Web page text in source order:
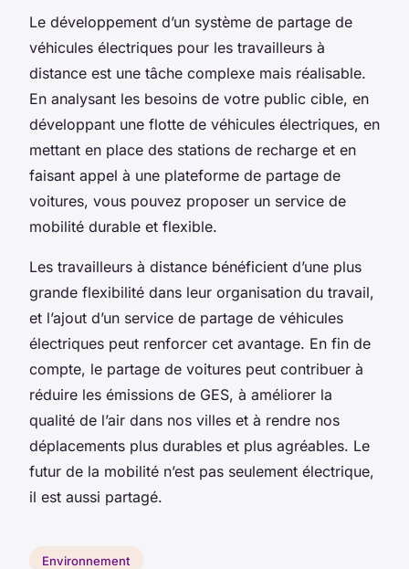
Le développement d’un système de partage de
véhicules électriques pour les travailleurs à
distance est une tâche complexe mais réalisable.
En analysant les besoins de votre public cible, en
développant une flotte de véhicules électriques, en
mettant en place des stations de recharge et en
faisant appel à une plateforme de partage de
voitures, vous pouvez proposer un service de
mobilité durable et flexible.
Les travailleurs à distance bénéficient d’une plus
grande flexibilité dans leur organisation du travail,
et l’ajout d’un service de partage de véhicules
électriques peut renforcer cet avantage. En fin de
compte, le partage de voitures peut contribuer à
réduire les émissions de GES, à améliorer la
qualité de l’air dans nos villes et à rendre nos
déplacements plus durables et plus agréables. Le
futur de la mobilité n’est pas seulement électrique,
il est aussi partagé.
Environnement